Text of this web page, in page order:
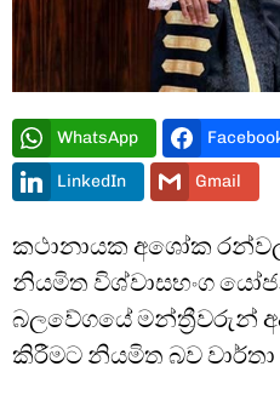
WhatsApp
LinkedIn Gmail
කථානායක අශෝක
නියමිත විශ්වාසභංග
බලවේගයේ මන්ත්‍රීවරුන්
කිරීමට නියමිත බව වාර්තා